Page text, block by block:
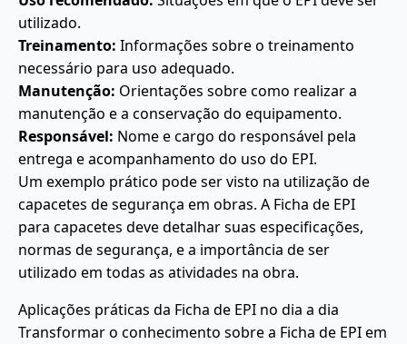
utilizado.
Treinamento: Informações sobre o treinamento
necessário para uso adequado.
Manutenção: Orientações sobre como realizar a
manutenção e a conservação do equipamento.
Responsável: Nome e cargo do responsável pela
entrega e acompanhamento do uso do EPI.
Um exemplo prático pode ser visto na utilização de
capacetes de segurança em obras. A Ficha de EPI
para capacetes deve detalhar suas especificações,
normas de segurança, e a importância de ser
utilizado em todas as atividades na obra.
Aplicações práticas da Ficha de EPI no dia a dia
Transformar o conhecimento sobre a Ficha de EPI em